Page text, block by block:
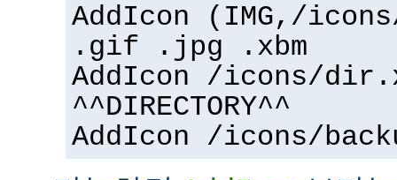
AddIcon (IMG,/
.gif .jpg .xbm
AddIcon /icons/
^^DIRECTORY^^
AddIcon /icons/